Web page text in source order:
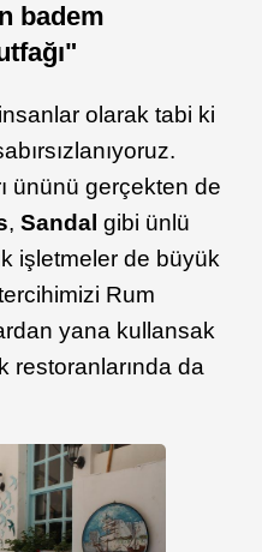
badem
olarak tabi ki
ününü gerçekten de
, Sandal gibi ünlü
işletmeler de büyük
Rum
yana kullansak
restoranlarında da